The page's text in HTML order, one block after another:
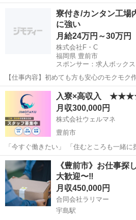
土日休み×寮完備×日払いOK ＝＝＝＝＝＝＝＝
スチック容器の出荷業務】 フォークリフトの免許を活かして 収入も休
豊前市 工場 未経験
寮付き/カンタン工場
に強い
月給24万円～30万円
株式会社F・C
福岡県 豊前市
スポンサー：求人ボックス
【仕事内容】初めても方も安心のモクモク
に合うお仕事がきっと見つかります! 全国
ん! 住み込み希望の方も大歓迎! 工場での製
タートOK! ほとんどのスタ...
正社員
入寮×高収入
月収300,000円
株式会社ウェルマネ
豊前市
「今すぐ働きたい」 「住むところも一緒に探したい」 そんな方に向け
たお仕事をご紹介しています。 ◆ こんな方におすすめ ・すぐに働き
たい ・寮付きの仕事を探している ・所持金が少ない／今月が厳しい
...
福岡 豊前市 物流 未経験
《豊前市》お仕事探
大歓迎〜‼️
月収450,000円
合同会社ラリマー
宇島駅